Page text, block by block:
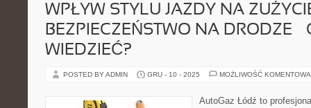
WPŁYW STYLU JAZDY NA
BEZPIECZEŃSTWO NA DRODZE –
WIEDZIEĆ?
POSTED BY ADMIN GRU - 10 - 2025 MOŻLIWOŚĆ
AutoGaz Łódź to